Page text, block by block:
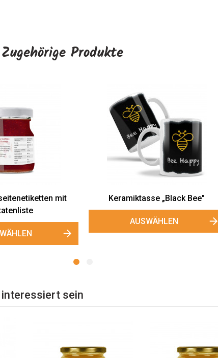
Zugehörige Produkte
"Black & White"
Neutrale kleine Rückseitenetiketten
AUSWÄHLEN
interessiert sein